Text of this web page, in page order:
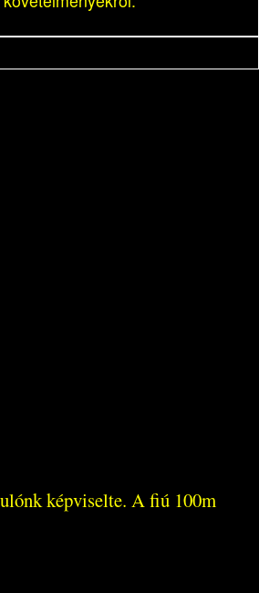
képviselte. A fiú 100m